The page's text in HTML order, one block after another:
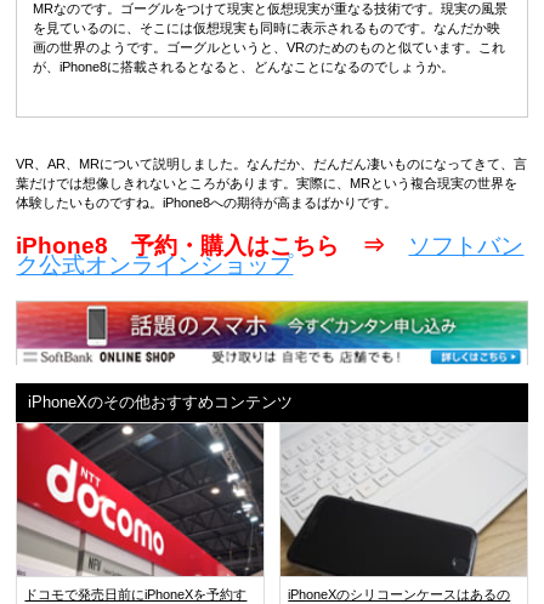
MRなのです。ゴーグルをつけて現実と仮想現実が重なる技術です。現実の風景
を見ているのに、そこには仮想現実も同時に表示されるものです。なんだか映
画の世界のようです。ゴーグルというと、VRのためのものと似ています。これ
が、iPhone8に搭載されるとなると、どんなことになるのでしょうか。
VR、AR、MRについて説明しました。なんだか、だんだん凄いものになってきて、言
葉だけでは想像しきれないところがあります。実際に、MRという複合現実の世界を
体験したいものですね。iPhone8への期待が高まるばかりです。
iPhone8 予約・購入はこちら ⇒ ソフトバン
ク公式オンラインショップ
iPhoneXのその他おすすめコンテンツ
ドコモで発売日前にiPhoneXを予約す
iPhoneXのシリコーンケースはあるの